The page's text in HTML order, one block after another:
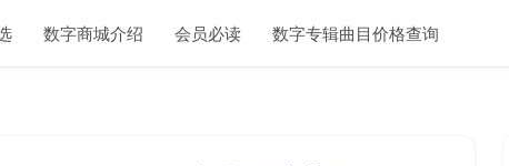
数字商城介绍 会员必读 数字专辑曲目价格查询